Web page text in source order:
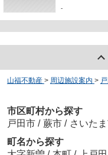
-
山福不動産 > 周辺施設案内 >
市区町村から探す
戸田市 / 蕨市 / さいた
町名から探す